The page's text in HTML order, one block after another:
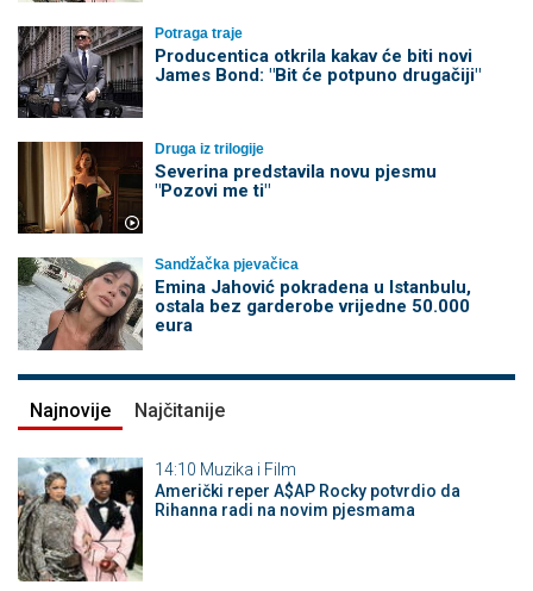
Potraga traje
Producentica otkrila kakav će biti novi
James Bond: "Bit će potpuno drugačiji"
Druga iz trilogije
Severina predstavila novu pjesmu
"Pozovi me ti"
Sandžačka pjevačica
Emina Jahović pokradena u Istanbulu,
ostala bez garderobe vrijedne 50.000
eura
Najnovije Najčitanije
14:10 Muzika i Film
Američki reper A$AP Rocky potvrdio da
Rihanna radi na novim pjesmama